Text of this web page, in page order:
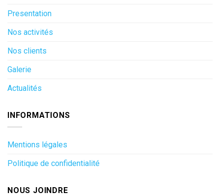
Presentation
Nos activités
Nos clients
Galerie
Actualités
INFORMATIONS
Mentions légales
Politique de confidentialité
NOUS JOINDRE